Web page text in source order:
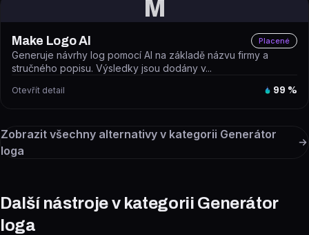
M
Make Logo AI Placené
Generuje návrhy log pomocí AI na základě názvu firmy a
stručného popisu. Výsledky jsou dodány v...
Otevřít detail 99 %
Zobrazit všechny alternativy v kategorii Generátor
loga
Další nástroje v kategorii Generátor
loga